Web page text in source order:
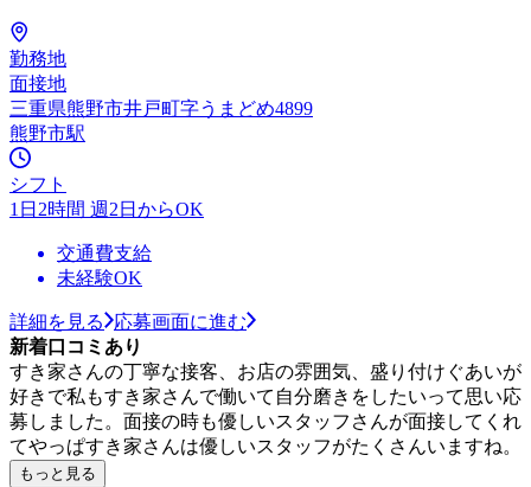
勤務地
面接地
三重県熊野市井戸町字うまどめ4899
熊野市駅
シフト
1日2時間 週2日からOK
交通費支給
未経験OK
詳細を見る
応募画面に進む
新着口コミあり
すき家さんの丁寧な接客、お店の雰囲気、盛り付けぐあいが
好きで私もすき家さんで働いて自分磨きをしたいって思い応
募しました。面接の時も優しいスタッフさんが面接してくれ
てやっぱすき家さんは優しいスタッフがたくさんいますね。
もっと見る